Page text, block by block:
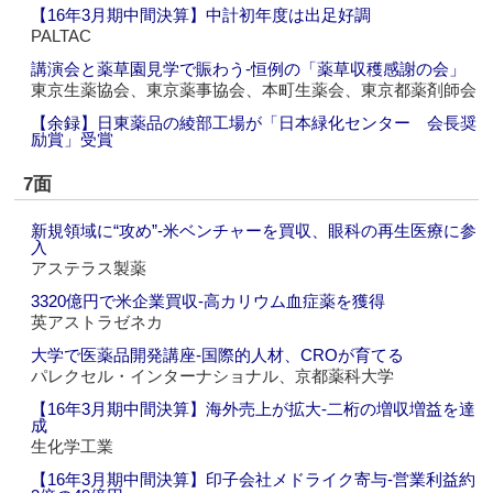
【16年3月期中間決算】中計初年度は出足好調
PALTAC
講演会と薬草園見学で賑わう‐恒例の「薬草収穫感謝の会」
東京生薬協会、東京薬事協会、本町生薬会、東京都薬剤師会
【余録】日東薬品の綾部工場が「日本緑化センター 会長奨
励賞」受賞
7面
新規領域に“攻め”‐米ベンチャーを買収、眼科の再生医療に参
入
アステラス製薬
3320億円で米企業買収‐高カリウム血症薬を獲得
英アストラゼネカ
大学で医薬品開発講座‐国際的人材、CROが育てる
パレクセル・インターナショナル、京都薬科大学
【16年3月期中間決算】海外売上が拡大‐二桁の増収増益を達
成
生化学工業
【16年3月期中間決算】印子会社メドライク寄与‐営業利益約